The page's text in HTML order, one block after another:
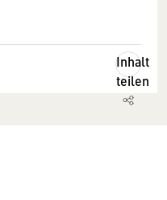
Inhalt
teilen